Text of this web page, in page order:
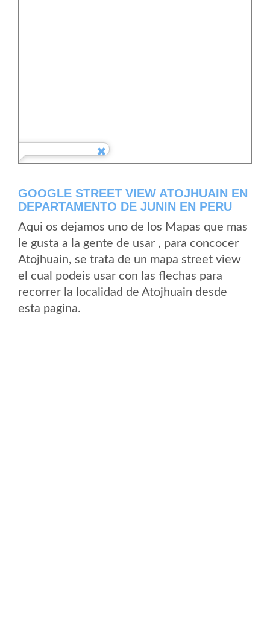
GOOGLE STREET VIEW ATOJHUAIN EN
DEPARTAMENTO DE JUNIN EN PERU
Aqui os dejamos uno de los Mapas que mas
le gusta a la gente de usar , para concocer
Atojhuain, se trata de un mapa street view
el cual podeis usar con las flechas para
recorrer la localidad de Atojhuain desde
esta pagina.